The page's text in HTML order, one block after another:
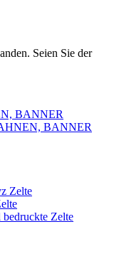
Seien Sie der
BANNER
BANNER
Zelte
Zelte